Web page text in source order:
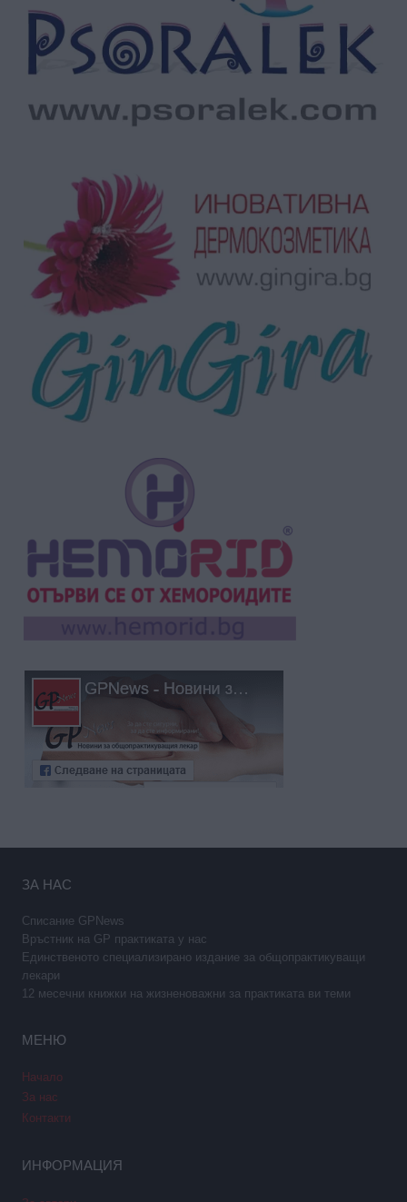
ЗА НАС
Списание GPNews
Връстник на GP практиката у нас
Единственото специализирано издание за общопрактикуващи
лекари
12 месечни книжки на жизненоважни за практиката ви теми
МЕНЮ
Начало
За нас
Контакти
ИНФОРМАЦИЯ